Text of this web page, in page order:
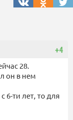
+4
28.
он в нем
6-ти лет, то для